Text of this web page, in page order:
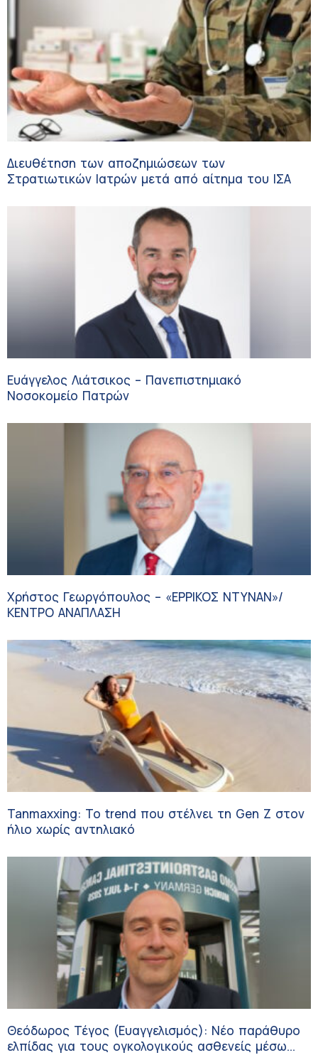
Διευθέτηση των αποζημιώσεων των
Στρατιωτικών Ιατρών μετά από αίτημα του ΙΣΑ
Ευάγγελος Λιάτσικος – Πανεπιστημιακό
Νοσοκομείο Πατρών
Χρήστος Γεωργόπουλος – «ΕΡΡΙΚΟΣ ΝΤΥΝΑΝ»/
ΚΕΝΤΡΟ ΑΝΑΠΛΑΣΗ
Tanmaxxing: To trend που στέλνει τη Gen Z στον
ήλιο χωρίς αντηλιακό
Θεόδωρος Τέγος (Ευαγγελισμός): Νέο παράθυρο
ελπίδας για τους ογκολογικούς ασθενείς μέσω